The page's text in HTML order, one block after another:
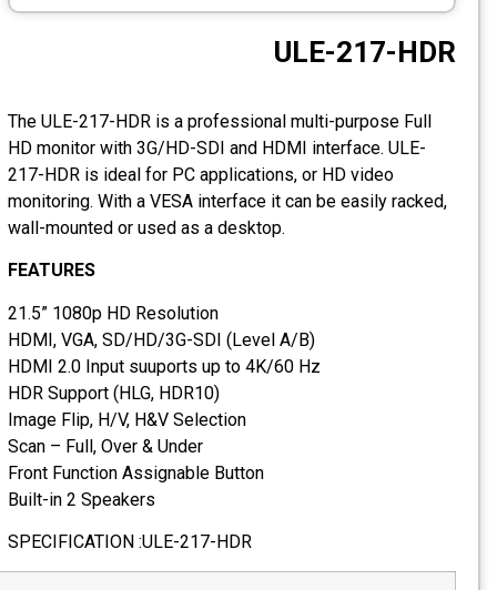
ULE-217-HDR
The ULE-217-HDR is a professional multi-purpose Full
HD monitor with 3G/HD-SDI and HDMI interface. ULE-
217-HDR is ideal for PC applications, or HD video
monitoring. With a VESA interface it can be easily racked,
wall-mounted or used as a desktop.
FEATURES
21.5” 1080p HD Resolution
HDMI, VGA, SD/HD/3G-SDI (Level A/B)
HDMI 2.0 Input suuports up to 4K/60 Hz
HDR Support (HLG, HDR10)
Image Flip, H/V, H&V Selection
Scan – Full, Over & Under
Front Function Assignable Button
Built-in 2 Speakers
SPECIFICATION :ULE-217-HDR